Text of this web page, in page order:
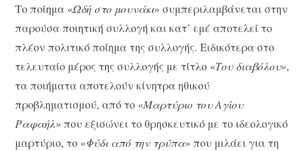
Το ποίημα «Ωδή στο μουνάκι» συμπεριλαμβάνεται στην
παρούσα ποιητική συλλογή και κατ’ εμέ αποτελεί το
πλέον πολιτικό ποίημα της συλλογής. Ειδικότερα στο
τελευταίο μέρος της συλλογής με τίτλο «Του διαβόλου»,
τα ποιήματα αποτελούν κίνητρα ηθικού
προβληματισμού, από το «Μαρτύριο του Αγίου
Ραφαήλ»που εξισώνει το θρησκευτικό με το ιδεολογικό
μαρτύριο, το «Φύδι από την τρύπα» που μιλάει για τη